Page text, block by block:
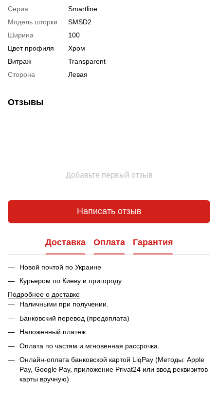
Серия
Smartline
Модель шторки
SMSD2
Ширина
100
Цвет профиля
Хром
Витраж
Transparent
Сторона
Левая
Отзывы
Добавьте первый отзыв
Написать отзыв
Доставка Оплата Гарантия
Новой почтой по Украине
Курьером по Киеву и пригороду
Подробнее о доставке
Наличными при получении.
Банковский перевод (предоплата)
Наложенный платеж
Оплата по частям и мгновенная рассрочка.
Онлайн-оплата банковской картой LiqPay (Методы: Apple
Pay, Google Pay, приложение Privat24 или ввод реквизитов
карты вручную).